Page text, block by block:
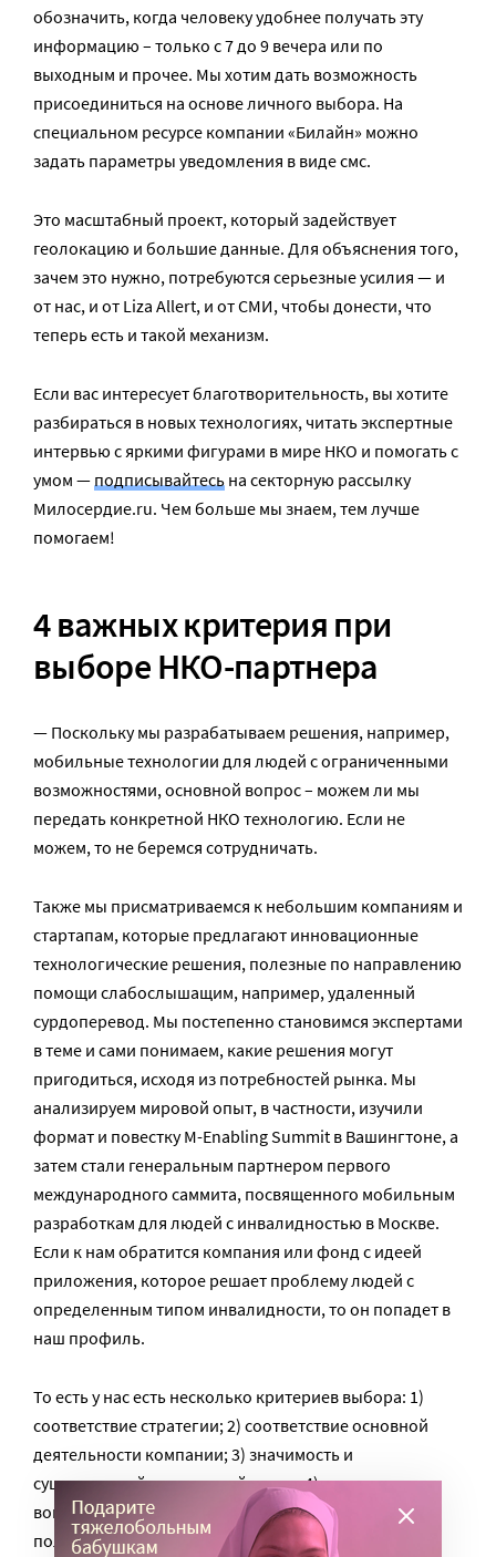
обозначить, когда человеку удобнее получать эту
информацию – только с 7 до 9 вечера или по
выходным и прочее. Мы хотим дать возможность
присоединиться на основе личного выбора. На
специальном ресурсе компании «Билайн» можно
задать параметры уведомления в виде смс.
Это масштабный проект, который задействует
геолокацию и большие данные. Для объяснения того,
зачем это нужно, потребуются серьезные усилия — и
от нас, и от Liza Allert, и от СМИ, чтобы донести, что
теперь есть и такой механизм.
Если вас интересует благотворительность, вы хотите
разбираться в новых технологиях, читать экспертные
интервью с яркими фигурами в мире НКО и помогать с
умом —подписывайтесь на секторную рассылку
Милосердие.ru. Чем больше мы знаем, тем лучше
помогаем!
4 важных критерия при
выборе НКО-партнера
— Поскольку мы разрабатываем решения, например,
мобильные технологии для людей с ограниченными
возможностями, основной вопрос – можем ли мы
передать конкретной НКО технологию. Если не
можем, то не беремся сотрудничать.
Также мы присматриваемся к небольшим компаниям и
стартапам, которые предлагают инновационные
технологические решения, полезные по направлению
помощи слабослышащим, например, удаленный
сурдоперевод. Мы постепенно становимся экспертами
в теме и сами понимаем, какие решения могут
пригодиться, исходя из потребностей рынка. Мы
анализируем мировой опыт, в частности, изучили
формат и повестку M-Enabling Summit в Вашингтоне, а
затем стали генеральным партнером первого
международного саммита, посвященного мобильным
разработкам для людей с инвалидностью в Москве.
Если к нам обратится компания или фонд с идеей
приложения, которое решает проблему людей с
определенным типом инвалидности, то он попадет в
наш профиль.
То есть у нас есть несколько критериев выбора: 1)
соответствие стратегии; 2) соответствие основной
деятельности компании; 3) значимость и
существенный социальный вклад; 4) надежность и
вовлеченность партнера – готовность быть
полноценным участником процесса.